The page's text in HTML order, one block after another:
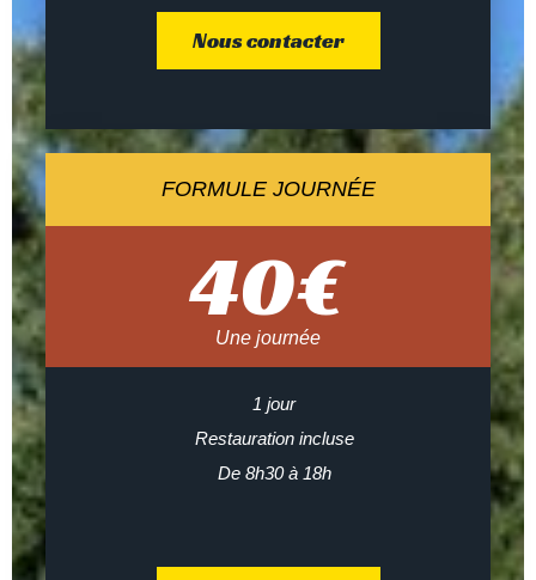
Nous contacter
FORMULE JOURNÉE
40€
Une journée
1 jour
Restauration incluse
De 8h30 à 18h